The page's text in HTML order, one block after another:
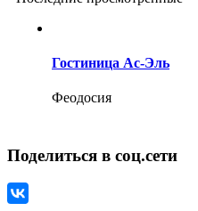
Гостиница Ас-Эль
Феодосия
Поделиться в соц.сети